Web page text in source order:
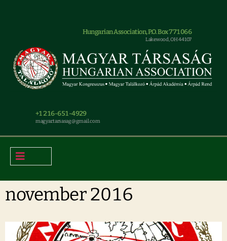
Hungarian Association, P.O. Box 771066
Lakewood, OH 44107
+1 216-651-4929
magyar.tarsasag@gmail.com
november 2016